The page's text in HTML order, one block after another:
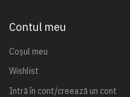
Contul meu
Coșul meu
Wishlist
Intră în cont/creează un cont